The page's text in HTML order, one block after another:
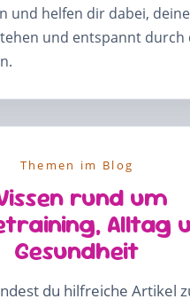
und helfen dir dabei,
und entspannt durch
Themen im Blog
rund um
Alltag
Gesundheit
du hilfreiche Artikel